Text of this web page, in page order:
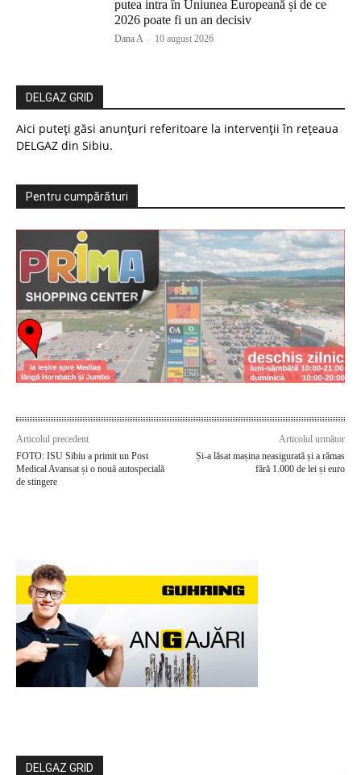
putea intra în Uniunea Europeană și de ce
2026 poate fi un an decisiv
Dana A - 10 august 2026
DELGAZ GRID
Aici puteți găsi anunțuri referitoare la intervenții în rețeaua
DELGAZ din Sibiu.
Pentru cumpărături
Articolul precedent
FOTO: ISU Sibiu a primit un Post
Medical Avansat și o nouă autospecială
de stingere
Articolul următor
Și-a lăsat mașina neasigurată și a rămas
fără 1.000 de lei și euro
DELGAZ GRID